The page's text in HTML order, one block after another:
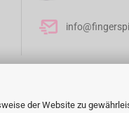
der Website zu